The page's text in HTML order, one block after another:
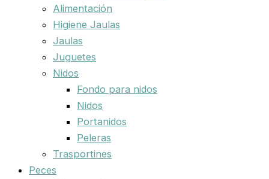
Alimentación
Higiene Jaulas
Jaulas
Juguetes
Nidos
Fondo para nidos
Nidos
Portanidos
Peleras
Trasportines
Peces